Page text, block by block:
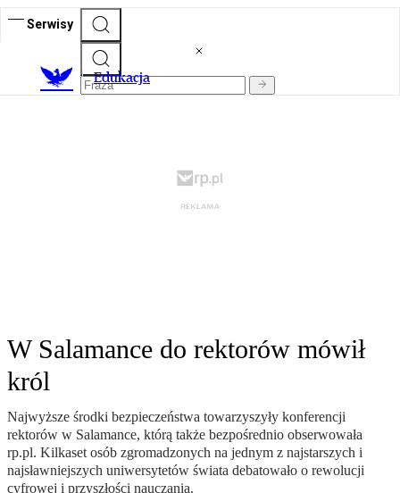
Serwisy
Edukacja
W Salamance do rektorów mówił
król
Najwyższe środki bezpieczeństwa towarzyszyły konferencji
rektorów w Salamance, którą także bezpośrednio obserwowała
rp.pl. Kilkaset osób zgromadzonych na jednym z najstarszych i
najsławniejszych uniwersytetów świata debatowało o rewolucji
cyfrowej i przyszłości nauczania.